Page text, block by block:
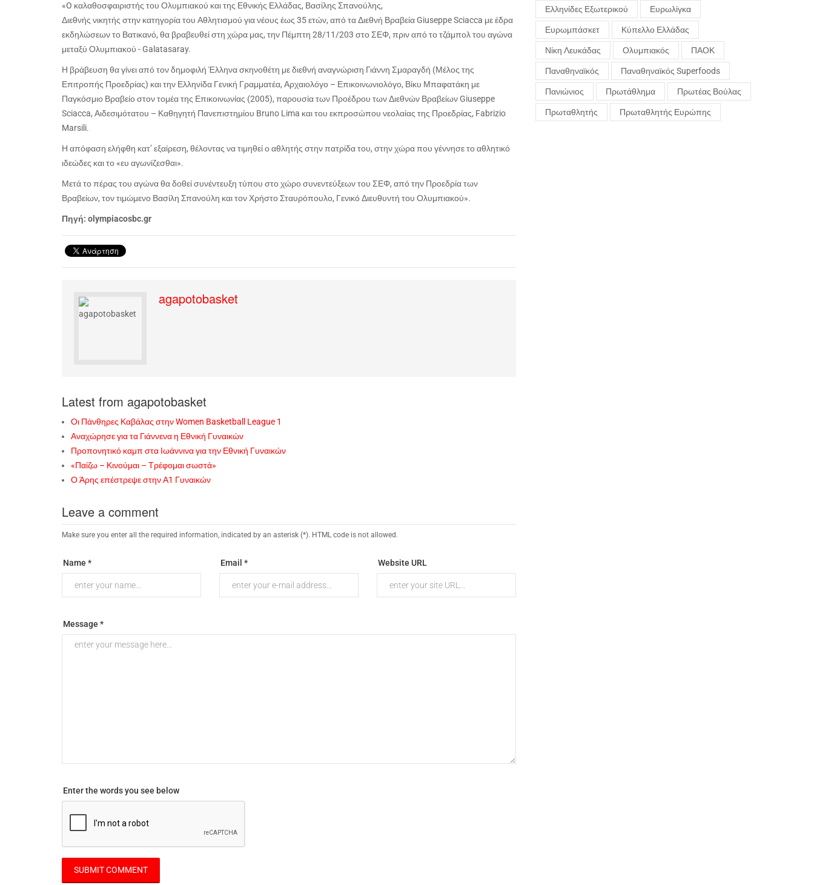
«O καλαθοσφαιριστής του Ολυμπιακού και της Εθνικής Ελλάδας, Βασίλης Σπανούλης,
Διεθνής νικητής στην κατηγορία του Αθλητισμού για νέους έως 35 ετών, από τα Διεθνή Βραβεία Giuseppe Sciacca με έδρα
εκδηλώσεων το Βατικανό, θα βραβευθεί στη χώρα μας, την Πέμπτη 28/11/203 στο ΣΕΦ, πριν από το τζάμπολ του αγώνα
μεταξύ Ολυμπιακού - Galatasaray.
Η βράβευση θα γίνει από τον δημοφιλή Έλληνα σκηνοθέτη με διεθνή αναγνώριση Γιάννη Σμαραγδή (Μέλος της
Επιτροπής Προεδρίας) και την Ελληνίδα Γενική Γραμματέα, Αρχαιολόγο – Επικοινωνιολόγο, Βίκυ Μπαφατάκη με
Παγκόσμιο Βραβείο στον τομέα της Επικοινωνίας (2005), παρουσία των Προέδρου των Διεθνών Βραβείων Giuseppe
Sciacca, Αιδεσιμότατου – Καθηγητή Πανεπιστημίου Bruno Lima και του εκπροσώπου νεολαίας της Προεδρίας, Fabrizio
Marsili.
Η απόφαση ελήφθη κατ’ εξαίρεση, θέλοντας να τιμηθεί ο αθλητής στην πατρίδα του, στην χώρα που γέννησε το αθλητικό
ιδεώδες και το «ευ αγωνίζεσθαι».
Μετά το πέρας του αγώνα θα δοθεί συνέντευξη τύπου στο χώρο συνεντεύξεων του ΣΕΦ, από την Προεδρία των
Βραβείων, τον τιμώμενο Βασίλη Σπανούλη και τον Χρήστο Σταυρόπουλο, Γενικό Διευθυντή του Ολυμπιακού».
Πηγή: olympiacosbc.gr
agapotobasket
Latest from agapotobasket
Οι Πάνθηρες Καβάλας στην Women Basketball League 1
Αναχώρησε για τα Γιάννενα η Εθνική Γυναικών
Προπονητικό καμπ στα Ιωάννινα για την Εθνική Γυναικών
«Παίζω – Κινούμαι – Τρέφομαι σωστά»
Ο Άρης επέστρεψε στην Α1 Γυναικών
Leave a comment
Make sure you enter all the required information, indicated by an asterisk (*). HTML code is not allowed.
Name * Email * Website URL
Message *
Enter the words you see below
Ελληνίδες Εξωτερικού Ευρωλίγκα
Ευρωμπάσκετ Κύπελλο Ελλάδας
Νίκη Λευκάδας Ολυμπιακός ΠΑΟΚ
Παναθηναϊκός Παναθηναϊκός Superfoods
Πανιώνιος Πρωτάθλημα Πρωτέας Βούλας
Πρωταθλητής Πρωταθλητής Ευρώπης